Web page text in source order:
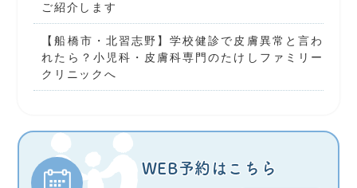
ご紹介します
【船橋市・北習志野】学校健診で皮膚異常と言わ
れたら？小児科・皮膚科専門のたけしファミリー
クリニックへ
WEB予約はこちら